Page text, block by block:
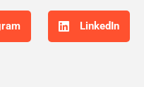
LinkedIn